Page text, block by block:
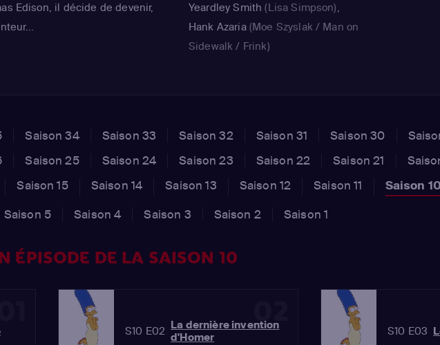
Edison, il décide de devenir,
Yeardley Smith (Lisa Simpson),
Hank Azaria(Moe Szyslak / Man on
Sidewalk / Frink)
Saison 34 Saison 33 Saison 32 Saison 31 Saison 30
Saison 25 Saison 24 Saison 23 Saison 22 Saison 21
Saison 15 Saison 14 Saison 13 Saison 12 Saison 11 Saison 10
Saison 5 Saison 4 Saison 3 Saison 2 Saison 1
ÉPISODE DE LA SAISON 10
02
S10 E02 La dernière invention
d'Homer
S10 E03